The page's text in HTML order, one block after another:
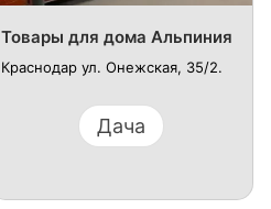
Товары для дома Альпиния
Краснодар ул. Онежская, 35/2.
Дача